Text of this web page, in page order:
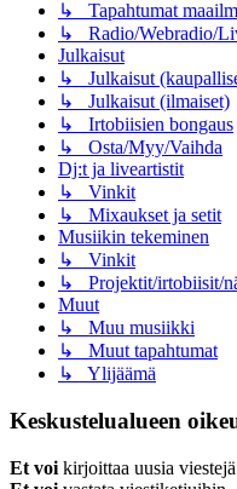
↳ Tapahtumat
↳ Radio/Webradio/
Julkaisut
↳ Julkaisut
↳ Julkaisut (ilmaiset)
↳ Irtobiisien bongaus
↳ Osta/Myy/Vaihda
Dj:t ja liveartistit
↳ Vinkit
↳ Mixaukset ja setit
Musiikin tekeminen
↳ Vinkit
↳ Projektit/irtobiisit/
Muut
↳ Muu musiikki
↳ Muut tapahtumat
↳ Ylijäämä
Keskustelualueen
Et voi kirjoittaa uusia viestejä